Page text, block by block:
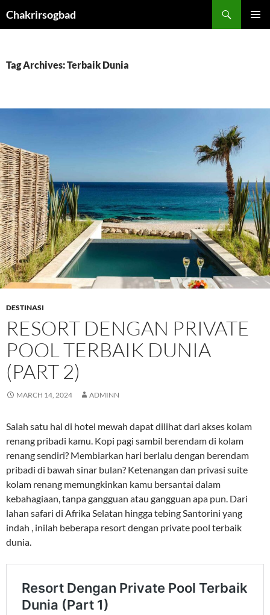
toChakrirsogbad
Tag Archives: Terbaik Dunia
DESTINASI
RESORT DENGAN PRIVATE
POOL TERBAIK DUNIA
(PART 2)
MARCH 14, 2024 ADMINN
Salah satu hal di hotel mewah dapat dilihat dari akses kolam
renang pribadi kamu. Kopi pagi sambil berendam di kolam
renang sendiri? Membiarkan hari berlalu dengan berendam
pribadi di bawah sinar bulan? Ketenangan dan privasi suite
kolam renang memungkinkan kamu bersantai dalam
kebahagiaan, tanpa gangguan atau gangguan apa pun. Dari
lahan safari di Afrika Selatan hingga tebing Santorini yang
indah , inilah beberapa resort dengan private pool terbaik
dunia.